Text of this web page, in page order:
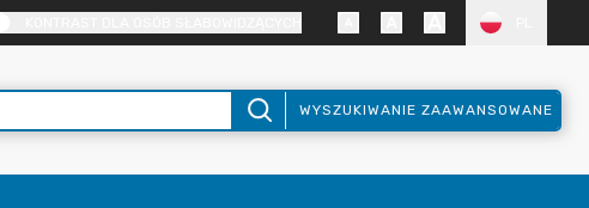
WYSZUKIWANIE ZAAWANSOWANE